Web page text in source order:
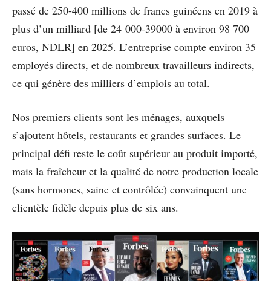
passé de 250-400 millions de francs guinéens en 2019 à
plus d’un milliard [de 24 000-39000 à environ 98 700
euros, NDLR] en 2025. L’entreprise compte environ 35
employés directs, et de nombreux travailleurs indirects,
ce qui génère des milliers d’emplois au total.
Nos premiers clients sont les ménages, auxquels
s’ajoutent hôtels, restaurants et grandes surfaces. Le
principal défi reste le coût supérieur au produit importé,
mais la fraîcheur et la qualité de notre production locale
(sans hormones, saine et contrôlée) convainquent une
clientèle fidèle depuis plus de six ans.